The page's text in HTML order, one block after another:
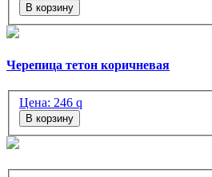
В корзину
Черепица тетон коричневая
Цена: 246 q
В корзину